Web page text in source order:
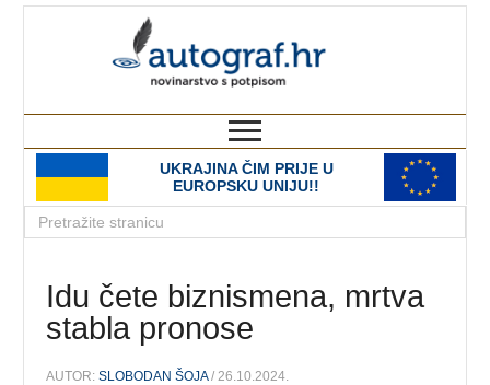
UKRAJINA ČIM PRIJE U
EUROPSKU UNIJU!!
Idu čete biznismena, mrtva
stabla pronose
AUTOR:SLOBODAN ŠOJA/ 26.10.2024.